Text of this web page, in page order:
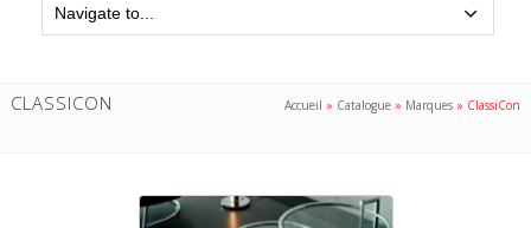
CLASSICON Accueil » Catalogue » Marques » ClassiCon